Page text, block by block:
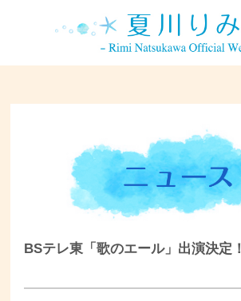
BSテレ東「歌のエール」出演決定！